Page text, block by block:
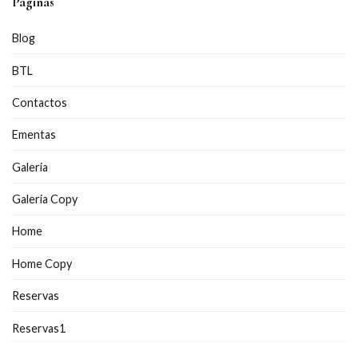
Blog
BTL
Contactos
Ementas
Galeria
Galeria Copy
Home
Home Copy
Reservas
Reservas1